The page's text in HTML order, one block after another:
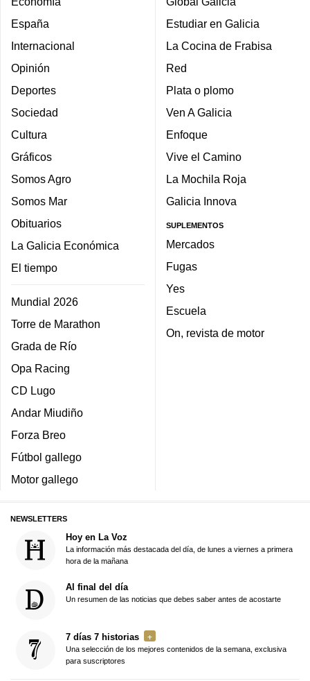
España
Internacional
Opinión
Deportes
Sociedad
Cultura
Gráficos
Somos Agro
Somos Mar
Obituarios
La Galicia Económica
El tiempo
Mundial 2026
Torre de Marathon
Grada de Río
Opa Racing
CD Lugo
Andar Miudiño
Forza Breo
Fútbol gallego
Motor gallego
Estudiar en Galicia
La Cocina de Frabisa
Red
Plata o plomo
Ven A Galicia
Enfoque
Vive el Camino
La Mochila Roja
Galicia Innova
SUPLEMENTOS
Mercados
Fugas
Yes
Escuela
On, revista de motor
NEWSLETTERS
Hoy en La Voz
La información más destacada del día, de lunes a viernes a primera
hora de la mañana
Al final del día
Un resumen de las noticias que debes saber antes de acostarte
7 días 7 historias
Una selección de los mejores contenidos de la semana, exclusiva
para suscriptores